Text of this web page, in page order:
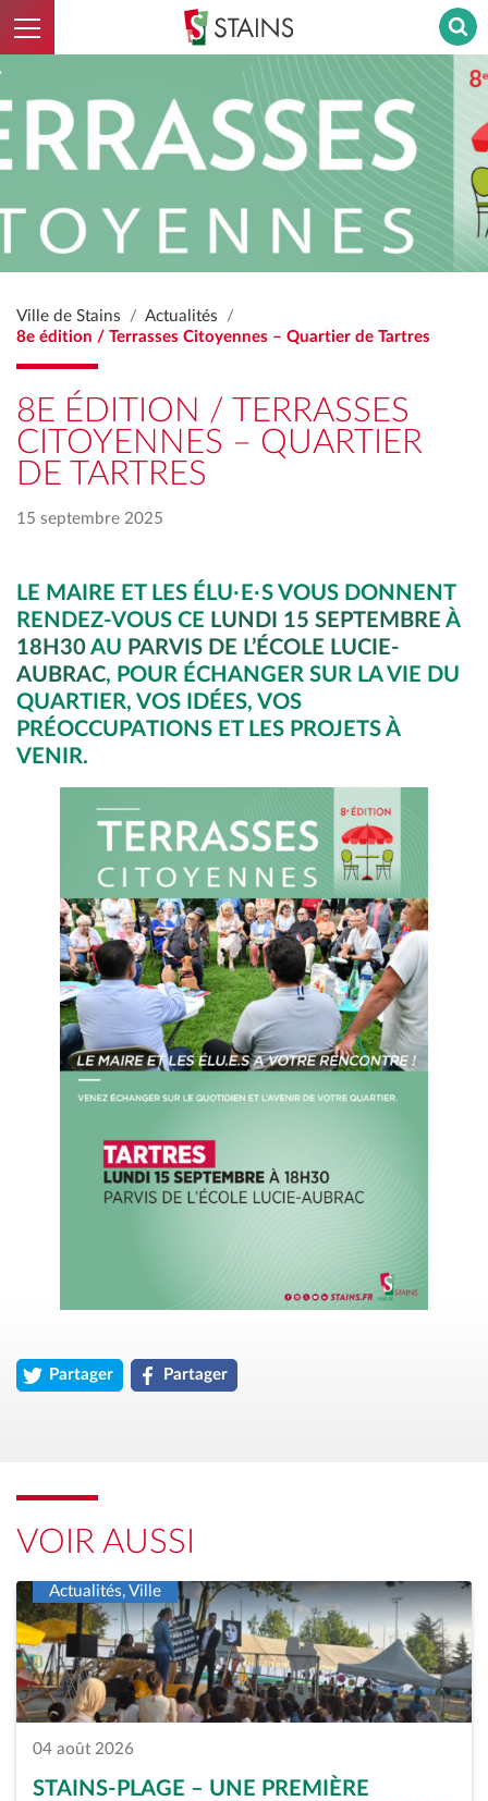
Ouvrir le menu Stains - Retour à l'accueil
Ville de Stains
Actualités
8e édition / Terrasses Citoyennes – Quartier de Tartres
8E ÉDITION / TERRASSES
CITOYENNES – QUARTIER
DE TARTRES
15 septembre 2025
LE MAIRE ET LES ÉLU·E·S VOUS DONNENT
RENDEZ-VOUS CE LUNDI 15 SEPTEMBRE À
18H30 AU PARVIS DE L’ÉCOLE LUCIE-
AUBRAC, POUR ÉCHANGER SUR LA VIE DU
QUARTIER, VOS IDÉES, VOS
PRÉOCCUPATIONS ET LES PROJETS À
VENIR.
Partager
l'article « 8e édition / Terrasses Citoyennes – Quartier de
Partager
l'article « 8e édition / Terrasses Citoyennes –
VOIR AUSSI
Actualités, Ville
04 août 2026
STAINS-PLAGE – UNE PREMIÈRE